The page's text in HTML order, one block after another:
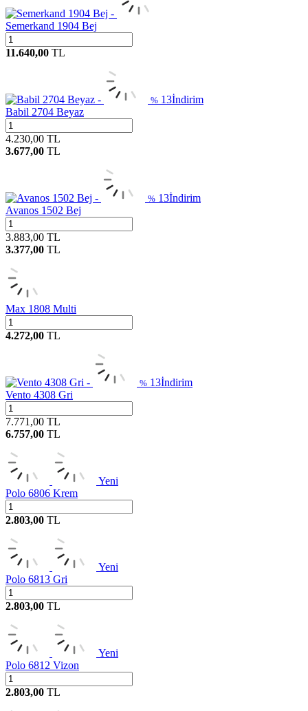
Semerkand 1904 Bej
11.640,00 TL
% 13İndirim
Babil 2704 Beyaz
4.230,00 TL
3.677,00 TL
% 13İndirim
Avanos 1502 Bej
3.883,00 TL
3.377,00 TL
Max 1808 Multi
4.272,00 TL
% 13İndirim
Vento 4308 Gri
7.771,00 TL
6.757,00 TL
Yeni
Polo 6806 Krem
2.803,00 TL
Yeni
Polo 6813 Gri
2.803,00 TL
Yeni
Polo 6812 Vizon
2.803,00 TL